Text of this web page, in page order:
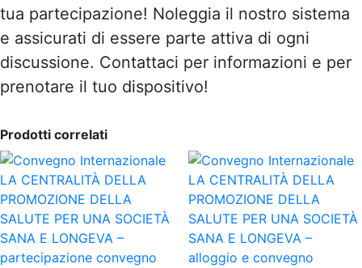
tua partecipazione! Noleggia il nostro sistema
e assicurati di essere parte attiva di ogni
discussione. Contattaci per informazioni e per
prenotare il tuo dispositivo!
Prodotti correlati